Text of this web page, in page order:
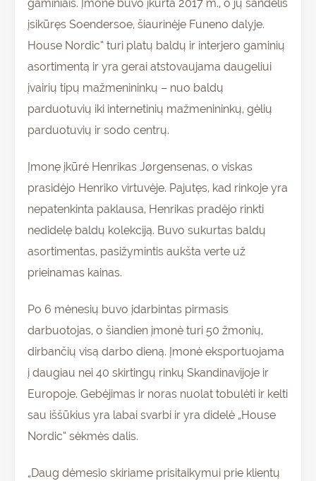
gaminiais. Įmonė buvo įkurta 2017 m., o jų sandėlis
įsikūręs Soendersoe, šiaurinėje Funeno dalyje.
House Nordic“ turi platų baldų ir interjero gaminių
asortimentą ir yra gerai atstovaujama daugeliui
įvairių tipų mažmenininkų – nuo baldų
parduotuvių iki internetinių mažmenininkų, gėlių
parduotuvių ir sodo centrų.
Įmonę įkūrė Henrikas Jørgensenas, o viskas
prasidėjo Henriko virtuvėje. Pajutęs, kad rinkoje yra
nepatenkinta paklausa, Henrikas pradėjo rinkti
nedidelę baldų kolekciją. Buvo sukurtas baldų
asortimentas, pasižymintis aukšta verte už
prieinamas kainas.
Po 6 mėnesių buvo įdarbintas pirmasis
darbuotojas, o šiandien įmonė turi 50 žmonių,
dirbančių visą darbo dieną. Įmonė eksportuojama
į daugiau nei 40 skirtingų rinkų Skandinavijoje ir
Europoje. Gebėjimas ir noras nuolat tobulėti ir kelti
sau iššūkius yra labai svarbi ir yra didelė „House
Nordic“ sėkmės dalis.
„Daug dėmesio skiriame prisitaikymui prie klientų